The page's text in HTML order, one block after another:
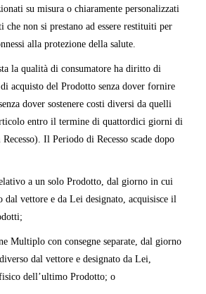
su misura o chiaramente personalizzati
non si prestano ad essere restituiti per
alla protezione della salute.
la qualità di consumatore ha diritto di
acquisto del Prodotto senza dover fornire
dover sostenere costi diversi da quelli
entro il termine di quattordici giorni di
Il Periodo di Recesso scade dopo
a un solo Prodotto, dal giorno in cui
dal vettore e da Lei designato, acquisisce il
Multiplo con consegne separate, dal giorno
dal vettore e designato da Lei,
dell’ultimo Prodotto; o